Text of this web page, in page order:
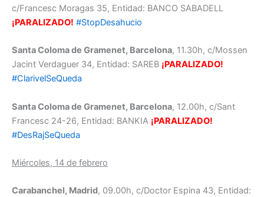
c/Francesc Moragas 35, Entidad: BANCO SABADELL
¡PARALIZADO! #StopDesahucio
Santa Coloma de Gramenet, Barcelona, 11.30h, c/Mossen
Jacint Verdaguer 34, Entidad: SAREB ¡PARALIZADO!
#ClarivelSeQueda
Santa Coloma de Gramenet, Barcelona, 12.00h, c/Sant
Francesc 24-26, Entidad: BANKIA ¡PARALIZADO!
#DesRajSeQueda
Miércoles, 14 de febrero
Carabanchel, Madrid, 09.00h, c/Doctor Espina 43, Entidad: